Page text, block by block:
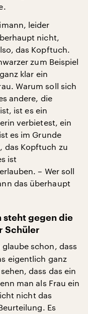
leider
nicht,
das Kopftuch.
zum Beispiel
klar ein
Warum soll sich
andere, die
ist es ein
verbietest, ein
es im Grunde
das Kopftuch zu
ist
– Wer soll
das überhaupt
steht gegen die
Schüler
glaube schon, dass
eigentlich ganz
dass das ein
man als Frau ein
nicht das
Es